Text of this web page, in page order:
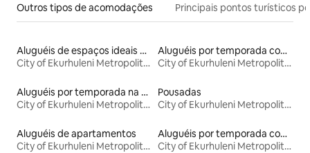
Outros tipos de acomodações Principais pontos turísticos
Aluguéis de espaços ideais para famílias
City of Ekurhuleni Metropolitan Municipality
Aluguéis por temporada com café da manhã
City of Ekurhuleni Metropolitan Municipality
Aluguéis por temporada na orla
City of Ekurhuleni Metropolitan Municipality
Pousadas
City of Ekurhuleni Metropolitan Municipality
Aluguéis de apartamentos
City of Ekurhuleni Metropolitan Municipality
Aluguéis por temporada com banheira de hidromassagem
City of Ekurhuleni Metropolitan Municipality